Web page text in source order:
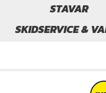
STAVAR
SKIDSERVICE &